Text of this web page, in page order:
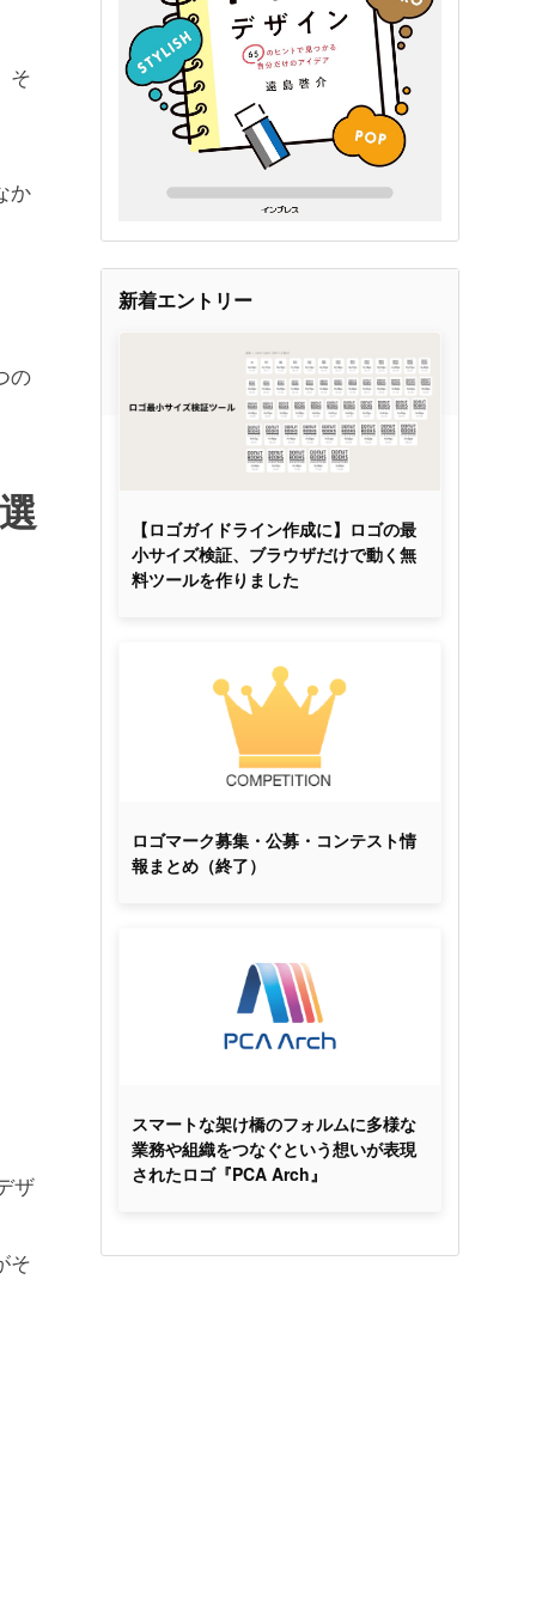
そ
か
の
ザ
そ
新着エントリー
【ロゴガイドライン作成に】ロゴの最
小サイズ検証、ブラウザだけで動く無
料ツールを作りました
ロゴマーク募集・公募・コンテスト情
報まとめ（終了）
スマートな架け橋のフォルムに多様な
業務や組織をつなぐという想いが表現
されたロゴ『PCA Arch』